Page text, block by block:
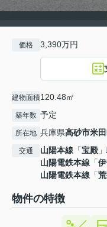
価格 3,390万円
建物面積120.48㎡
築年数 予定
所在地 兵庫県高砂市米
交通 山陽本線 「宝殿
山陽電鉄本線 「
山陽電鉄本線 「
物件の特徴